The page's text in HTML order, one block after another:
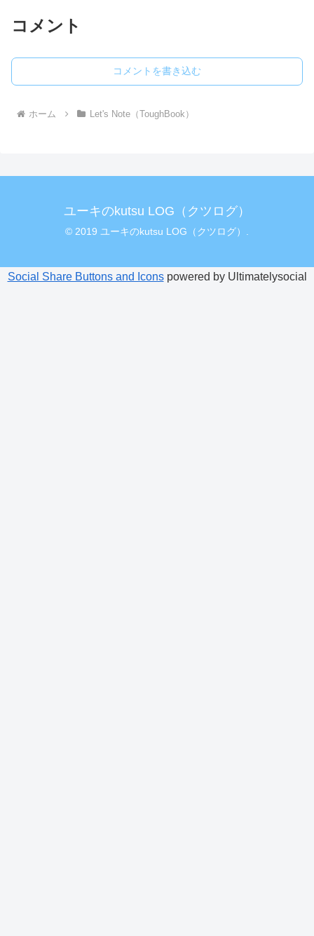
コメント
コメントを書き込む
ホーム Let's Note（ToughBook）
ユーキのkutsu LOG（クツログ）
© 2019 ユーキのkutsu LOG（クツログ）.
Social Share Buttons and Iconspowered by Ultimatelysocial